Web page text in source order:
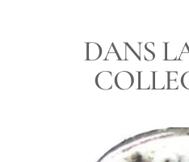
DANS